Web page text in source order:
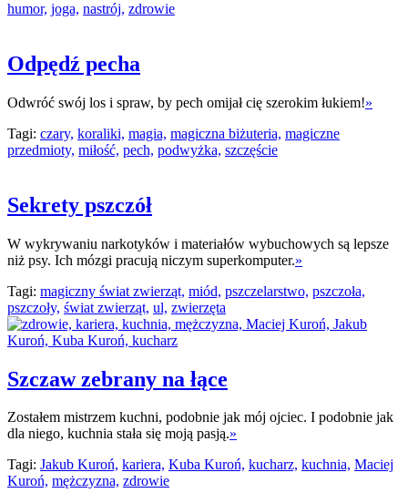
humor, joga, nastrój, zdrowie
Odpędź pecha
Odwróć swój los i spraw, by pech omijał cię szerokim łukiem!»
Tagi: czary, koraliki, magia, magiczna biżuteria, magiczne
przedmioty, miłość, pech, podwyżka, szczęście
Sekrety pszczół
W wykrywaniu narkotyków i materiałów wybuchowych są lepsze
niż psy. Ich mózgi pracują niczym superkomputer.»
Tagi: magiczny świat zwierząt, miód, pszczelarstwo, pszczoła,
pszczoły, świat zwierząt, ul, zwierzęta
Szczaw zebrany na łące
Zostałem mistrzem kuchni, podobnie jak mój ojciec. I podobnie jak
dla niego, kuchnia stała się moją pasją.»
Tagi: Jakub Kuroń, kariera, Kuba Kuroń, kucharz, kuchnia, Maciej
Kuroń, mężczyzna, zdrowie